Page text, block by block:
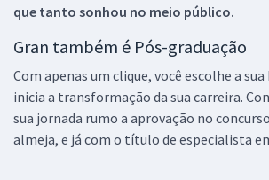
que tanto sonhou no meio público.
Gran também é Pós-graduação
Com apenas um clique, você escolhe a
inicia a transformação da sua carreira.
sua jornada rumo a aprovação no
almeja, e já com o título de especialista